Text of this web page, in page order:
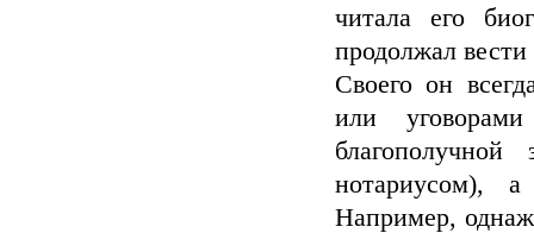
читала его
продолжал
Своего он
или
нотариусом),
Например,